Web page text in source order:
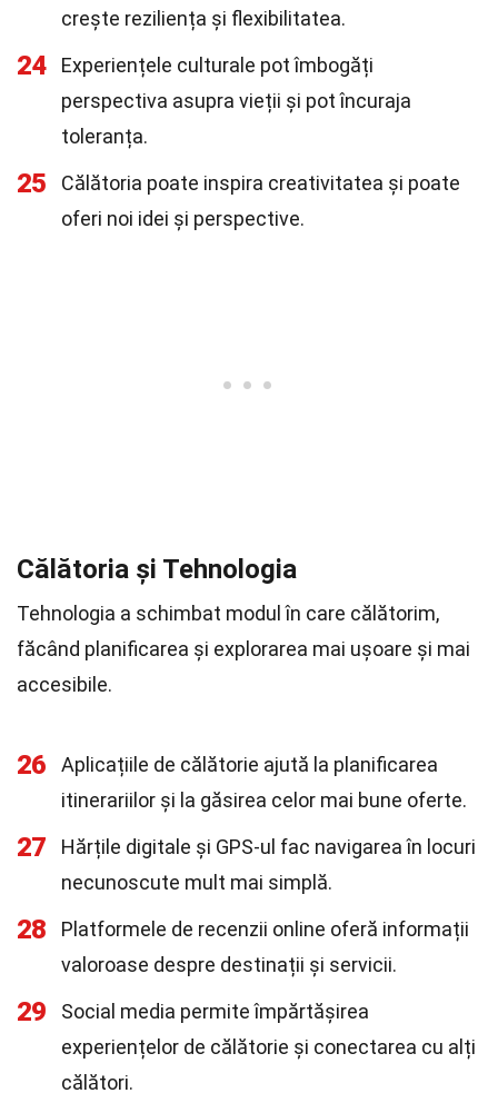
crește reziliența și flexibilitatea.
24
Experiențele culturale pot îmbogăți
perspectiva asupra vieții și pot încuraja
toleranța.
25
Călătoria poate inspira creativitatea și poate
oferi noi idei și perspective.
Călătoria și Tehnologia
Tehnologia a schimbat modul în care călătorim,
făcând planificarea și explorarea mai ușoare și mai
accesibile.
26
Aplicațiile de călătorie ajută la planificarea
itinerariilor și la găsirea celor mai bune oferte.
27
Hărțile digitale și GPS-ul fac navigarea în locuri
necunoscute mult mai simplă.
28
Platformele de recenzii online oferă informații
valoroase despre destinații și servicii.
29
Social media permite împărtășirea
experiențelor de călătorie și conectarea cu alți
călători.